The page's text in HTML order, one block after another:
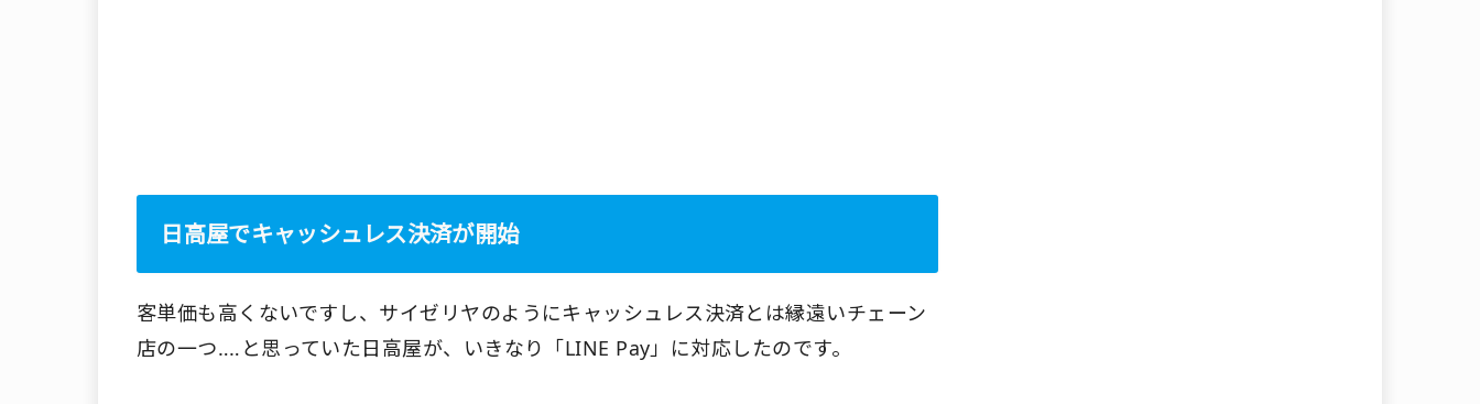
日高屋でキャッシュレス決済が開始
客単価も高くないですし、サイゼリヤのようにキャッシュレス決済とは縁遠いチェーン
店の一つ‥‥と思っていた日高屋が、いきなり「LINE Pay」に対応したのです。